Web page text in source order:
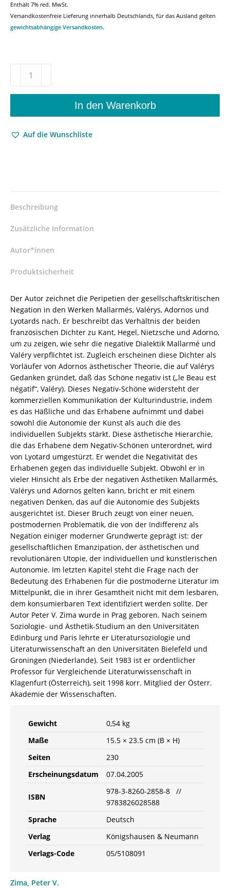
Enthält 7% red. MwSt.
Versandkostenfreie Lieferung innerhalb Deutschlands, für das Ausland gelten
gewichtsabhängige Versandkosten.
Negation
Subjekt,
Schöne
und
zu
und
–
V
Zima
–
ISBN
9783826028588
/
978-
3-
8260-
2858-
8
/
978-
3-
82-
602858-
8
Menge
In den Warenkorb
Auf die Wunschliste
Beschreibung
Zusätzliche Information
Autor*innen
Produktsicherheit
Der Autor zeichnet die Peripetien der gesellschaftskritischen
Negation in den Werken Mallarmés, Valérys, Adornos und
Lyotards nach. Er beschreibt das Verhältnis der beiden
französischen Dichter zu Kant, Hegel, Nietzsche und Adorno,
um zu zeigen, wie sehr die negative Dialektik Mallarmé und
Valéry verpflichtet ist. Zugleich erscheinen diese Dichter als
Vorläufer von Adornos ästhetischer Theorie, die auf Valérys
Gedanken gründet, daß das Schöne negativ ist („le Beau est
négatif“, Valéry). Dieses Negativ-Schöne widersteht der
kommerziellen Kommunikation der Kulturindustrie, indem
es das Häßliche und das Erhabene aufnimmt und dabei
sowohl die Autonomie der Kunst als auch die des
individuellen Subjekts stärkt. Diese ästhetische Hierarchie,
die das Erhabene dem Negativ-Schönen unterordnet, wird
von Lyotard umgestürzt. Er wendet die Negativität des
Erhabenen gegen das individuelle Subjekt. Obwohl er in
vieler Hinsicht als Erbe der negativen Ästhetiken Mallarmés,
Valérys und Adornos gelten kann, bricht er mit einem
negativen Denken, das auf die Autonomie des Subjekts
ausgerichtet ist. Dieser Bruch zeugt von einer neuen,
postmodernen Problematik, die von der Indifferenz als
Negation einiger moderner Grundwerte geprägt ist: der
gesellschaftlichen Emanzipation, der ästhetischen und
revolutionären Utopie, der individuellen und künstlerischen
Autonomie. Im letzten Kapitel steht die Frage nach der
Bedeutung des Erhabenen für die postmoderne Literatur im
Mittelpunkt, die in ihrer Gesamtheit nicht mit dem lesbaren,
dem konsumierbaren Text identifiziert werden sollte. Der
Autor Peter V. Zima wurde in Prag geboren. Nach seinem
Soziologie- und Ästhetik-Studium an den Universitäten
Edinburg und Paris lehrte er Literatursoziologie und
Literaturwissenschaft an den Universitäten Bielefeld und
Groningen (Niederlande). Seit 1983 ist er ordentlicher
Professor für Vergleichende Literaturwissenschaft in
Klagenfurt (Österreich), seit 1998 korr. Mitglied der Österr.
Akademie der Wissenschaften.
Gewicht
0,54 kg
Maße
15.5 × 23.5 cm (B × H)
Seiten
230
Erscheinungsdatum
07.04.2005
ISBN
978-3-8260-2858-8 //
9783826028588
Sprache
Deutsch
Verlag
Königshausen & Neumann
Verlags-Code
05/5108091
Zima, Peter V.